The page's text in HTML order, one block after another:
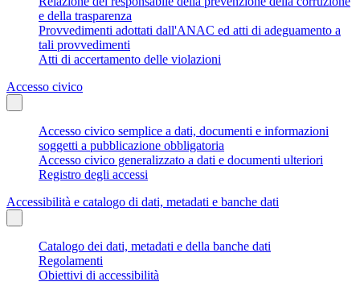
e della trasparenza
Provvedimenti adottati dall'ANAC ed atti di adeguamento a
tali provvedimenti
Atti di accertamento delle violazioni
Accesso civico
Accesso civico semplice a dati, documenti e informazioni
soggetti a pubblicazione obbligatoria
Accesso civico generalizzato a dati e documenti ulteriori
Registro degli accessi
Accessibilità e catalogo di dati, metadati e banche dati
Catalogo dei dati, metadati e della banche dati
Regolamenti
Obiettivi di accessibilità